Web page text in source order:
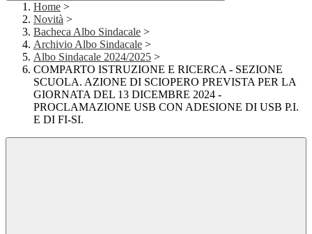
Home >
Novità >
Bacheca Albo Sindacale >
Archivio Albo Sindacale >
Albo Sindacale 2024/2025 >
COMPARTO ISTRUZIONE E RICERCA - SEZIONE
SCUOLA. AZIONE DI SCIOPERO PREVISTA PER LA
GIORNATA DEL 13 DICEMBRE 2024 -
PROCLAMAZIONE USB CON ADESIONE DI USB P.I.
E DI FI-SI.